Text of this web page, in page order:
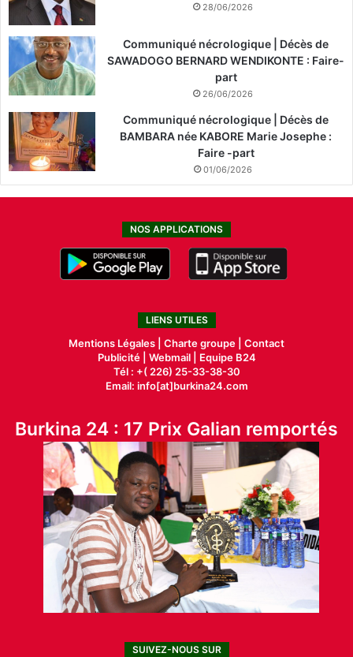
28/06/2026
Communiqué nécrologique | Décès de
SAWADOGO BERNARD WENDIKONTE : Faire-
part
26/06/2026
Communiqué nécrologique | Décès de
BAMBARA née KABORE Marie Josephe :
Faire -part
01/06/2026
NOS APPLICATIONS
LIENS UTILES
Mentions Légales | Charte groupe | Contact
Publicité| Webmail |
Equipe B24
Tél : +( 226) 25-33-38-30
Email: info[at]burkina24.com
Burkina 24 : 17 Prix Galian remportés
SUIVEZ-NOUS SUR